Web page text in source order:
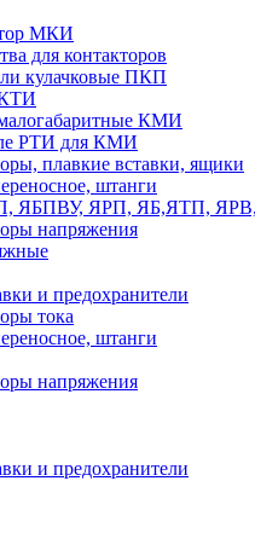
МКИ
для контакторов
кулачковые ПКП
КМИ
РTИ для КМИ
плавкие вставки, ящики
штанги
ЯБПВУ, ЯРП, ЯБ,ЯТП,
напряжения
и предохранители
тока
штанги
напряжения
и предохранители